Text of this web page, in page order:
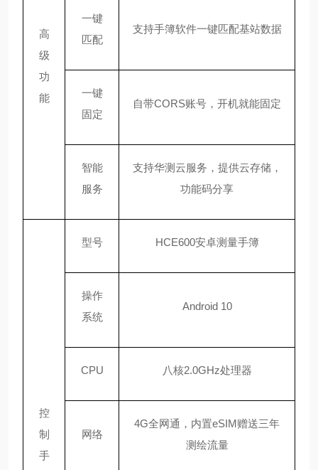
高
级
功
能
一键
匹配
支持手簿软件一键匹配基站数据
一键
固定
自带CORS账号，开机就能固定
智能
服务
支持华测云服务，提供云存储，
功能码分享
控
制
手
型号 HCE600安卓测量手簿
操作
系统
Android 10
CPU 八核2.0GHz处理器
网络
4G全网通，内置eSIM赠送三年
测绘流量